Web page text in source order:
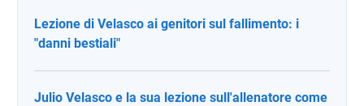
Lezione di Velasco ai genitori sul fallimento: i
"danni bestiali"
Julio Velasco e la sua lezione sull'allenatore come